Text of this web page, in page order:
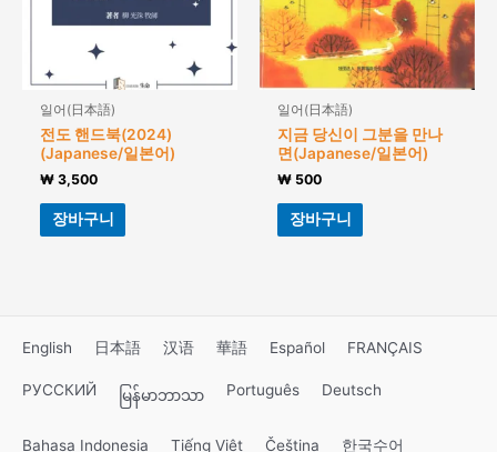
일어(日本語)
전도 핸드북(2024)
(Japanese/일본어)
₩ 3,500
장바구니
일어(日本語)
지금 당신이 그분을 만나
면(Japanese/일본어)
₩ 500
장바구니
English 日本語 汉语 華語 Español FRANÇAIS
РУССКИЙ မြန်မာဘာသာ Português Deutsch
Bahasa Indonesia Tiếng Việt Čeština 한국수어